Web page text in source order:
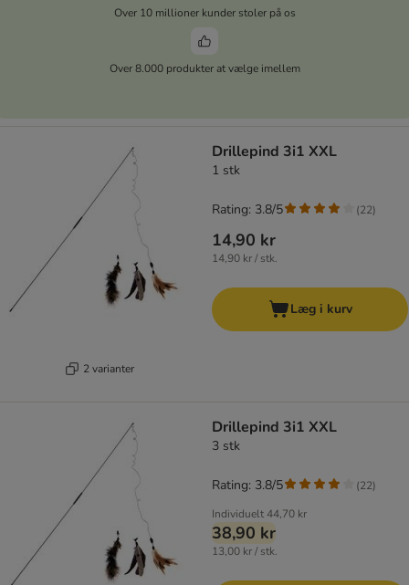
Over 10 millioner kunder stoler på os
Over 8.000 produkter at vælge imellem
2 varianter
Drillepind 3i1 XXL
1 stk
14,90 kr
14,90 kr / stk.
Rating: 3.8/5 (22)
Læg i kurv
Drillepind 3i1 XXL
3 stk
Individuelt44,70 kr
38,90 kr
13,00 kr / stk.
Rating: 3.8/5 (22)